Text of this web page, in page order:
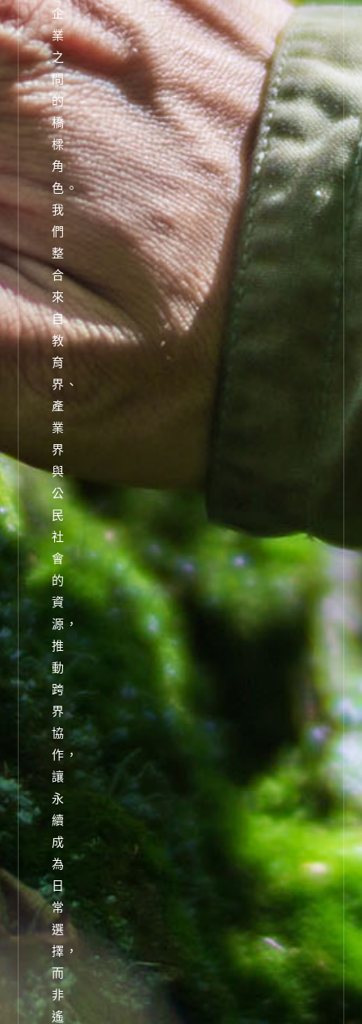
企
業
之
間
的
橋
樑
角
色。
我
們
整
合
來
自
教
育
界、
產
業
界
與
公
民
社
會
的
資
源，
推
動
跨
界
協
作，
讓
永
續
成
為
日
常
選
擇，
而
非
遙